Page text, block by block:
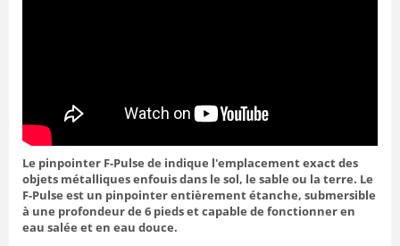
Le pinpointer F-Pulse de indique l'emplacement exact des
objets métalliques enfouis dans le sol, le sable ou la terre. Le
F-Pulse est un pinpointer entièrement étanche, submersible
à une profondeur de 6 pieds et capable de fonctionner en
eau salée et en eau douce.